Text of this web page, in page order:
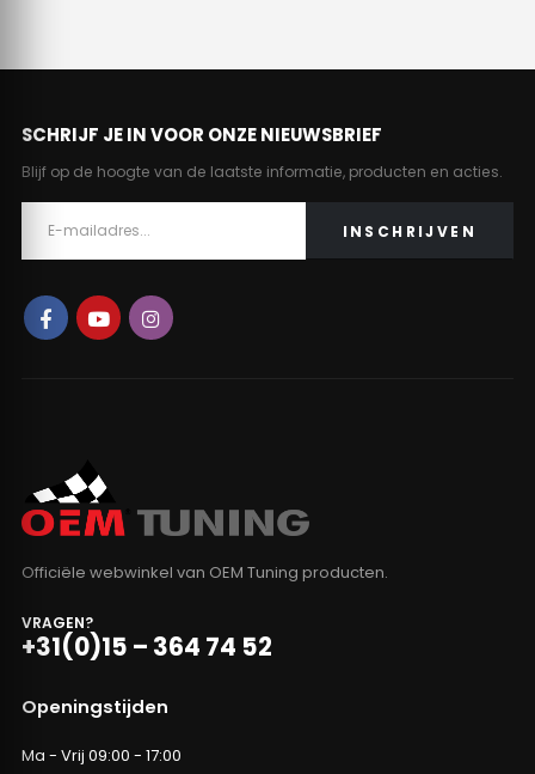
SCHRIJF JE IN VOOR ONZE NIEUWSBRIEF
Blijf op de hoogte van de laatste informatie, producten en acties.
Officiële webwinkel van OEM Tuning producten.
VRAGEN?
+31(0)15 – 364 74 52
Openingstijden
Ma - Vrij 09:00 - 17:00